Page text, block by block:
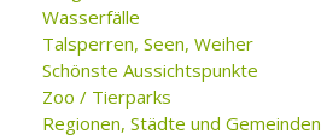
Wasserfälle
Talsperren, Seen, Weiher
Schönste Aussichtspunkte
Zoo / Tierparks
Regionen, Städte und Gemeinden